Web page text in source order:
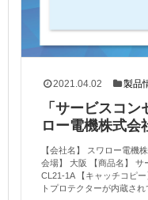
2021.04.02 製品
「サービスコ
ロー電機株式会
【会社名】 スワロー電機
会場】 大阪 【商品名】 サ
CL21-1A 【キャッチコピ
トプロテクターが内蔵され